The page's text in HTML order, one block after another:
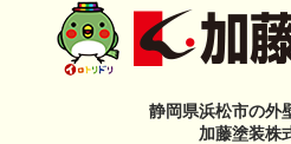
静岡県浜松市の外
加藤塗装株